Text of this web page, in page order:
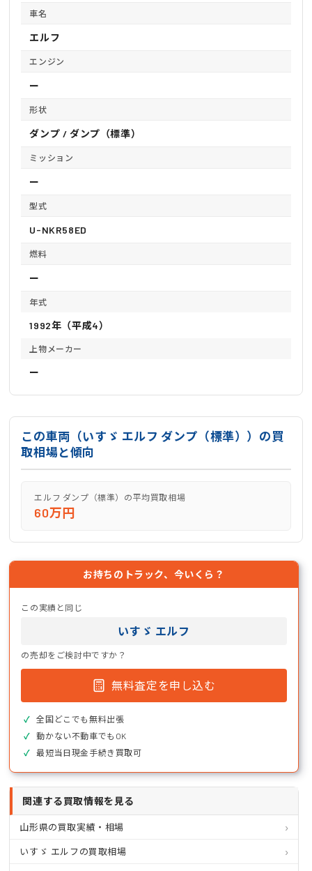
車名
エルフ
エンジン
ー
形状
ダンプ / ダンプ（標準）
ミッション
ー
型式
U-NKR58ED
燃料
ー
年式
1992年（平成4）
上物メーカー
ー
この車両（いすゞ エルフ ダンプ（標準））の買
取相場と傾向
エルフ ダンプ（標準）の平均買取相場
60万円
お持ちのトラック、今いくら？
この実績と同じ
いすゞ エルフ
の売却をご検討中ですか？
無料査定を申し込む
全国どこでも無料出張
動かない不動車でもOK
最短当日現金手続き買取可
関連する買取情報を見る
山形県の買取実績・相場
いすゞ エルフの買取相場